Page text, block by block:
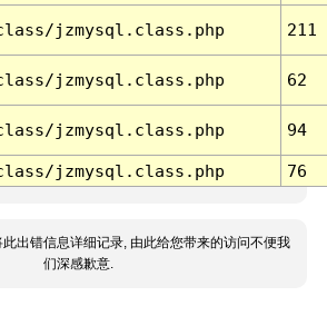
jzmysql.class.php 211
jzmysql.class.php 62
jzmysql.class.php 94
jzmysql.class.php 76
此出错信息详细记录, 由此给您带来的访问不便我
们深感歉意.